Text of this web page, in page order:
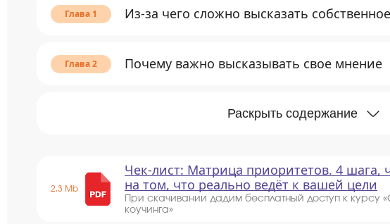
Из-за чего сложно высказать
Почему важно высказывать свое мнение
Раскрыть содержание
2.3 Mb
Чек-лист: Матрица приоритетов. 4 шага,
на том, что реально ведёт к вашей цели
При скачивании дадим бесплатный доступ к курсу
коучинга»